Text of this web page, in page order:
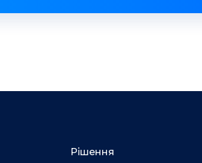
Рішення